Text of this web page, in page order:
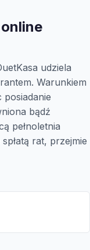
udziela
Warunkiem
bądź
pełnoletnia
rat, przejmie